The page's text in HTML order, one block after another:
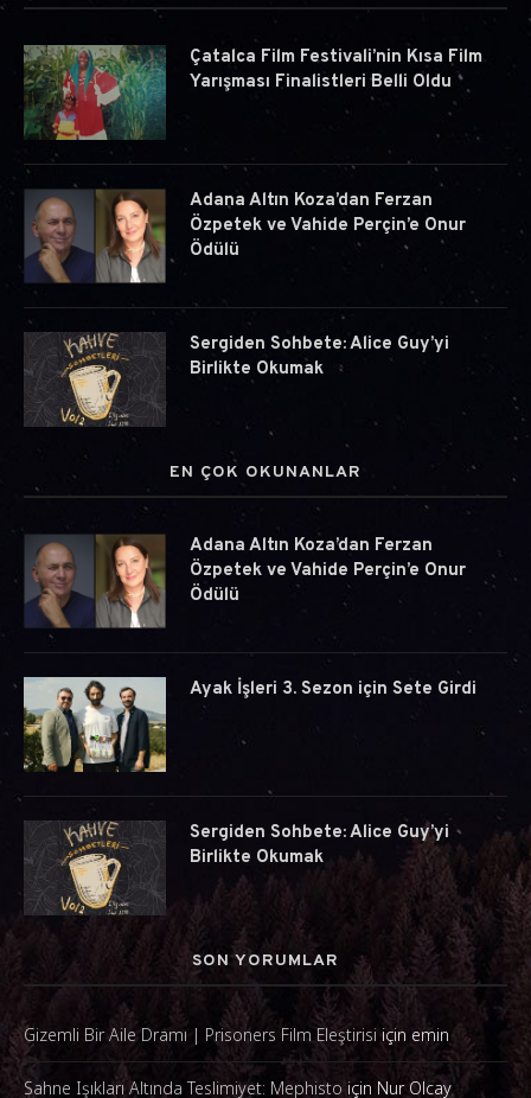
Çatalca Film Festivali’nin Kısa Film
Yarışması Finalistleri Belli Oldu
Adana Altın Koza’dan Ferzan
Özpetek ve Vahide Perçin’e Onur
Ödülü
Sergiden Sohbete: Alice Guy’yi
Birlikte Okumak
EN ÇOK OKUNANLAR
Adana Altın Koza’dan Ferzan
Özpetek ve Vahide Perçin’e Onur
Ödülü
Ayak İşleri 3. Sezon için Sete Girdi
Sergiden Sohbete: Alice Guy’yi
Birlikte Okumak
SON YORUMLAR
Gizemli Bir Aile Dramı | Prisoners Film Eleştirisi için emin
Sahne Işıkları Altında Teslimiyet: Mephisto için Nur Olcay